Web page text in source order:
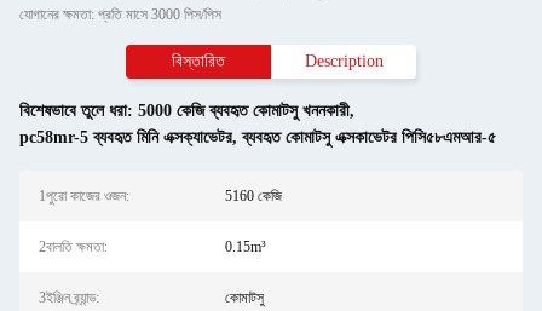
যোগানের ক্ষমতা: প্রতি মাসে 3000 পিস/পিস
বিস্তারিত Description
বিশেষভাবে তুলে ধরা: 5000 কেজি ব্যবহৃত কোমাটসু খননকারী,
pc58mr-5 ব্যবহৃত মিনি এক্সক্যাভেটর,ব্যবহৃত কোমাটসু এক্সকাভেটর পিসি৫৮এমআর-৫
1পুরো কাজের ওজন: 5160 কেজি
2বালতি ক্ষমতা: 0.15m³
3ইঞ্জিন ব্র্যান্ড: কোমাটসু